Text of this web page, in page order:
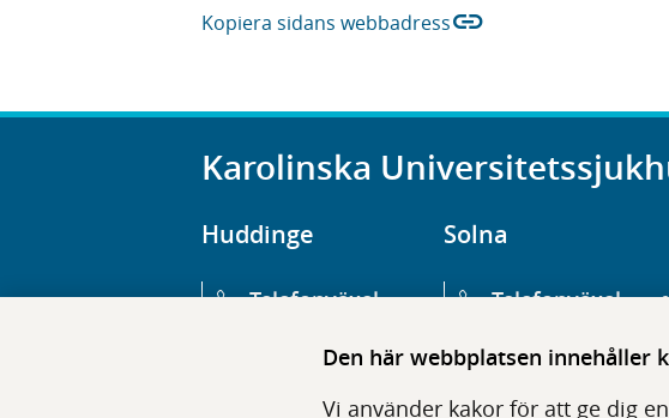
Den här webbplatsen innehåller
Vi använder kakor för att ge dig
Kopiera sidans webbadresslink
Karolinska
Huddinge
Telefonväxel
Solna
Telefonväxel